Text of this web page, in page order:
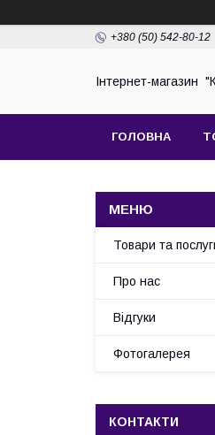
+380 (50) 542-80-12
Інтернет-магазин
ГОЛОВНА
Товари та
Про нас
Відгуки
Фотогалерея
КОНТАКТИ